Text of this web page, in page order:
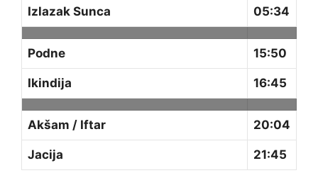
Izlazak Sunca 05:34
Podne 15:50
Ikindija 16:45
Akšam / Iftar 20:04
Jacija 21:45